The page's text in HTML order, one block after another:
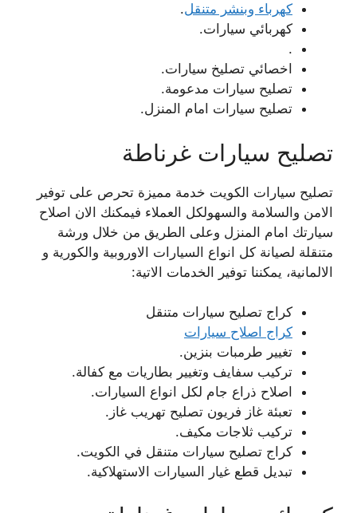
كهرباء وبنشر متنقل.
كهربائي سيارات.
.
اخصائي تصليخ سيارات.
تصليح سيارات مدعومة.
تصليح سيارات امام المنزل.
تصليح سيارات غرناطة
تصليح سيارات الكويت خدمة مميزة تحرص على توفير
الامن والسلامة والسهولكل العملاء فيمكنك الان اصلاح
سيارتك امام المنزل وعلى الطريق من خلال ورشة
متنقلة لصيانة كل انواع السيارات الاوروبية والكورية و
الالمانية، يمكننا توفير الخدمات الاتية:
كراج تصليح سيارات متنقل
كراج اصلاح سيارات
تغيير طرمبات بنزين.
تركيب سفايف وتغيير بطاريات مع كفالة.
اصلاح ذراع جام لكل انواع السيارات.
تعبئة غاز فريون تصليح تهريب غاز.
تركيب ثلاجات مكيف.
كراج تصليح سيارات متنقل في الكويت.
تبديل قطع غيار السيارات الاستهلاكية.